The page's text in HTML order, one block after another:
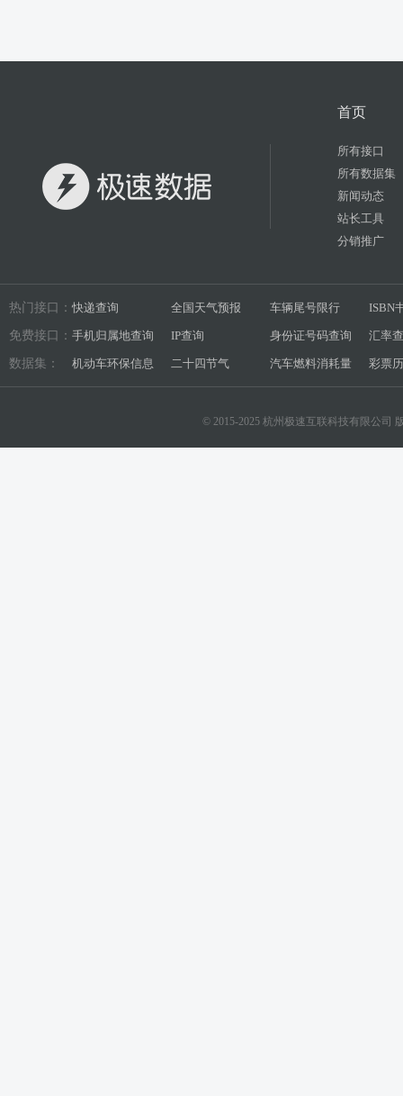
首页
所有接口
所有数据集
新闻动态
站长工具
分销推广
热门接口： 快递查询 全国天气预报 车辆尾号限行 ISBN
免费接口： 手机归属地查询 IP查询 身份证号码查询 汇率
数据集： 机动车环保信息 二十四节气 汽车燃料消耗量 彩票
© 2015-2025 杭州极速互联科技有限公司